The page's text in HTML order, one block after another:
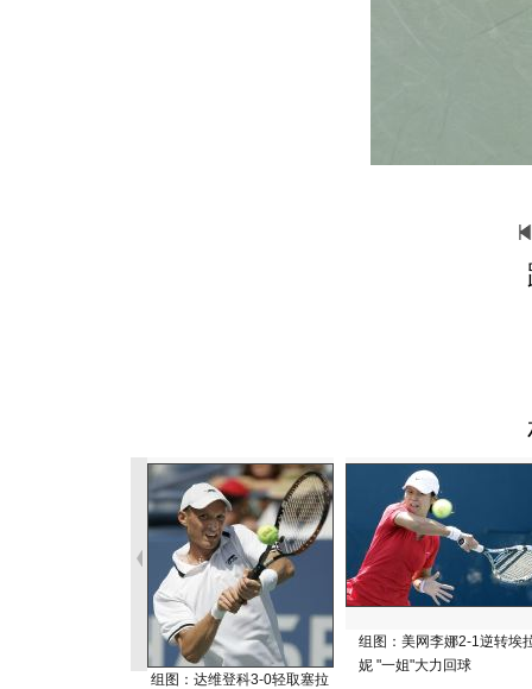
组图：达维登科3-0轻取塞拉
组图：美网李娜2-1逆转埃
妮 "一姐"大力回球